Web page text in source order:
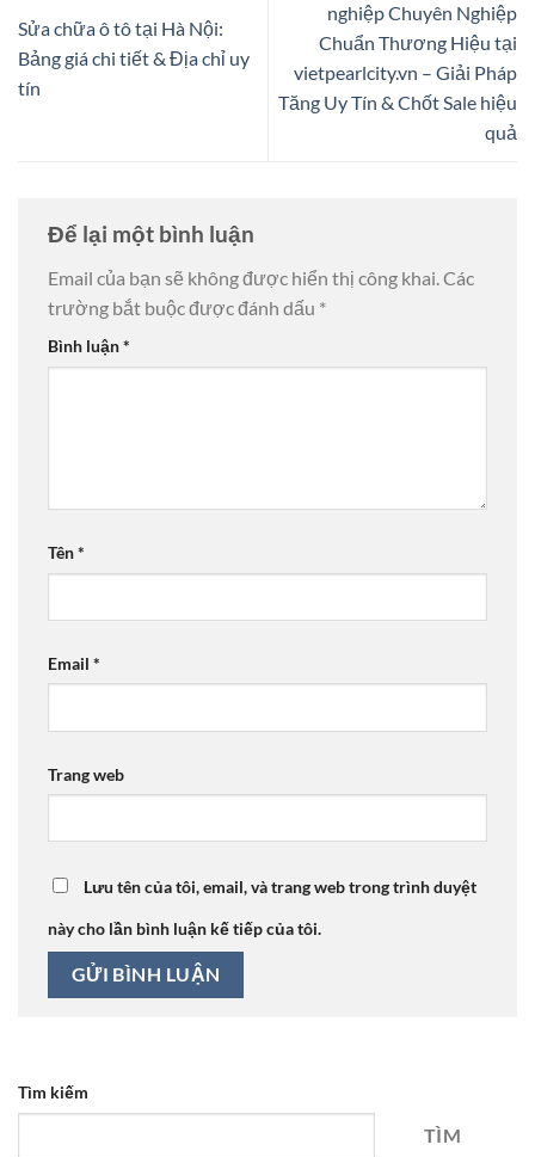
Sửa chữa ô tô tại Hà Nội:
Bảng giá chi tiết & Địa chỉ uy
tín
nghiệp Chuyên Nghiệp
Chuẩn Thương Hiệu tại
vietpearlcity.vn – Giải Pháp
Tăng Uy Tín & Chốt Sale hiệu
quả
Để lại một bình luận
Email của bạn sẽ không được hiển thị công khai.Các
trường bắt buộc được đánh dấu *
Bình luận*
Tên*
Email *
Trang web
Lưu tên của tôi, email, và trang web trong trình duyệt
này cho lần bình luận kế tiếp của tôi.
Tìm kiếm
TÌM